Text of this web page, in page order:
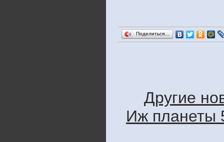
Поделиться…
Другие
Иж планеты